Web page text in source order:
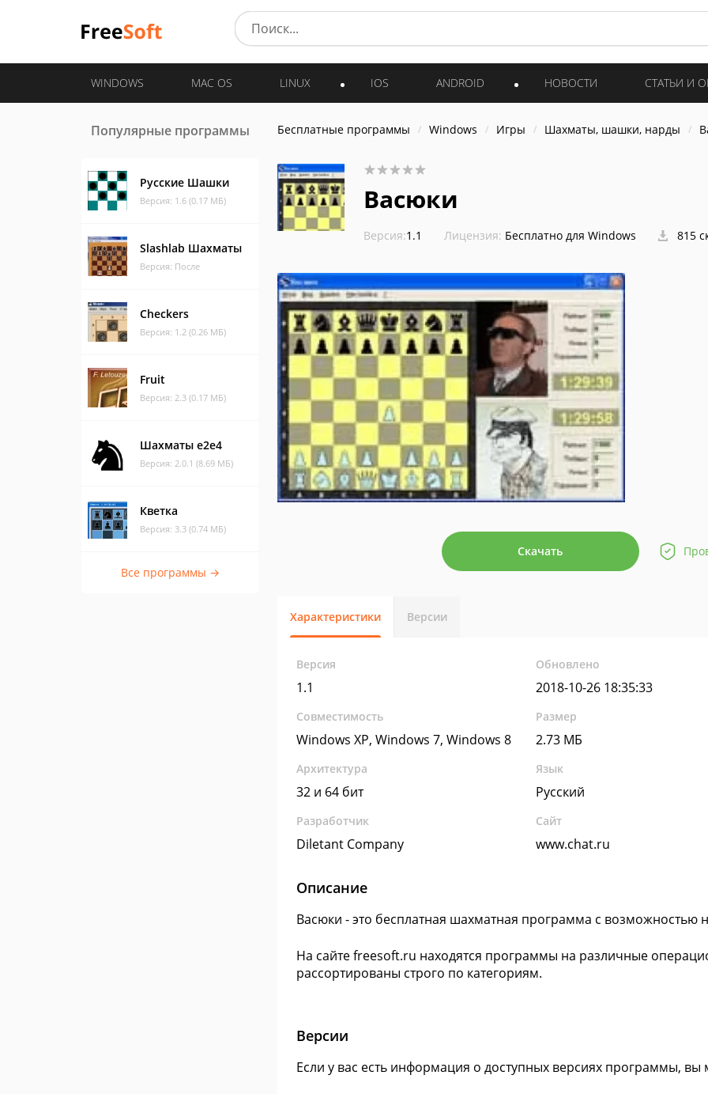
WINDOWS MAC OS LINUX IOS ANDROID НОВОСТИ СТАТЬИ И
Популярные программы
Русские Шашки
Версия: 1.6 (0.17 МБ)
Slashlab Шахматы
Версия: После
Checkers
Версия: 1.2 (0.26 МБ)
Fruit
Версия: 2.3 (0.17 МБ)
Шахматы e2e4
Версия: 2.0.1 (8.69 МБ)
Кветка
Версия: 3.3 (0.74 МБ)
Все программы →
Бесплатные программы Windows Игры Шахматы, шашки, нарды
Васюки
Версия:1.1 Лицензия: Бесплатно для Windows 815
Скачать
Характеристики Версии
Версия
1.1
Обновлено
2018-10-26 18:35:33
Совместимость
Windows XP, Windows 7, Windows 8
Размер
2.73 МБ
Архитектура
32 и 64 бит
Язык
Русский
Разработчик
Diletant Company
Сайт
www.chat.ru
Описание
Васюки - это бесплатная шахматная программа с
На сайте freesoft.ru находятся программы на различные
рассортированы строго по категориям.
Версии
Если у вас есть информация о доступных версиях программы,